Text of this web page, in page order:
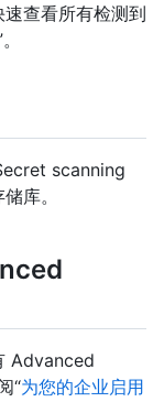
查看所有检测到
scanning
库。
Advanced
“为您的企业启用